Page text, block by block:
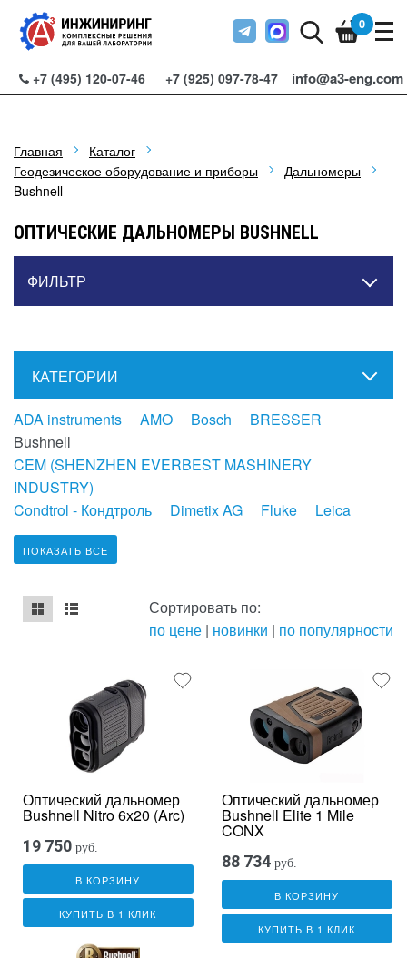
+7 (495) 120-07-46 +7 (925) 097-78-47 info@a3-eng.com
0
Главная
Каталог
Геодезическое оборудование и приборы
Дальномеры
Bushnell
ОПТИЧЕСКИЕ ДАЛЬНОМЕРЫ BUSHNELL
ФИЛЬТР
КАТЕГОРИИ
ADA instruments AMO Bosch
BRESSER
Bushnell
CEM (SHENZHEN EVERBEST MASHINERY
INDUSTRY)
Condtrol - Кондтроль
Dimetix AG Fluke Leica
ПОКАЗАТЬ ВСЕ
mse2_chunk_default
mse2_chunk_alternate
Сортировать по:
по цене | новинки | по популярности
Оптический дальномер
Bushnell Nitro 6x20 (Arc)
19 750 руб.
В КОРЗИНУ
КУПИТЬ В 1 КЛИК
Оптический дальномер
Bushnell Elite 1 Mile
CONX
88 734 руб.
В КОРЗИНУ
КУПИТЬ В 1 КЛИК